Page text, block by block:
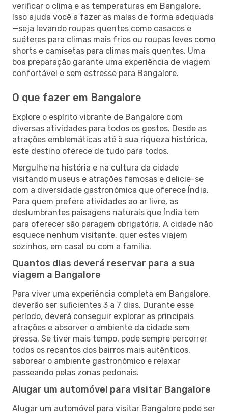
verificar o clima e as temperaturas em Bangalore.
Isso ajuda você a fazer as malas de forma adequada
—seja levando roupas quentes como casacos e
suéteres para climas mais frios ou roupas leves como
shorts e camisetas para climas mais quentes. Uma
boa preparação garante uma experiência de viagem
confortável e sem estresse para Bangalore.
O que fazer em Bangalore
Explore o espírito vibrante de Bangalore com
diversas atividades para todos os gostos. Desde as
atrações emblemáticas até à sua riqueza histórica,
este destino oferece de tudo para todos.
Mergulhe na história e na cultura da cidade
visitando museus e atrações famosas e delicie-se
com a diversidade gastronómica que oferece Índia.
Para quem prefere atividades ao ar livre, as
deslumbrantes paisagens naturais que Índia tem
para oferecer são paragem obrigatória. A cidade não
esquece nenhum visitante, quer estes viajem
sozinhos, em casal ou com a família.
Quantos dias deverá reservar para a sua
viagem a Bangalore
Para viver uma experiência completa em Bangalore,
deverão ser suficientes 3 a 7 dias. Durante esse
período, deverá conseguir explorar as principais
atrações e absorver o ambiente da cidade sem
pressa. Se tiver mais tempo, pode sempre percorrer
todos os recantos dos bairros mais autênticos,
saborear o ambiente gastronómico e relaxar
passeando pelas zonas pedonais.
Alugar um automóvel para visitar Bangalore
Alugar um automóvel para visitar Bangalore pode ser